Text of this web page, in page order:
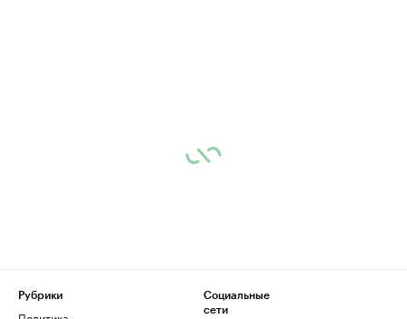
Рубрики
Социальные
сети